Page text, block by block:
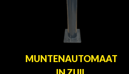
MUNTENAUTOMAAT